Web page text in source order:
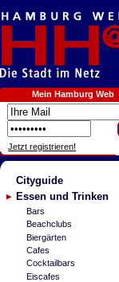
Mein Hamburg Web
Jetzt registrieren!
Cityguide
Essen und Trinken
Bars
Beachclubs
Biergärten
Cafes
Cocktailbars
Eiscafes